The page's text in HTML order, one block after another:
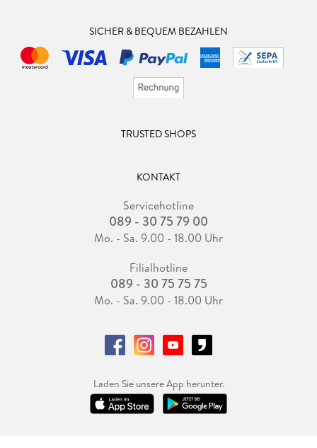
SICHER & BEQUEM BEZAHLEN
TRUSTED SHOPS
KONTAKT
Servicehotline
089 - 30 75 79 00
Mo. - Sa. 9.00 - 18.00 Uhr
Filialhotline
089 - 30 75 75 75
Mo. - Sa. 9.00 - 18.00 Uhr
Laden Sie unsere App herunter.